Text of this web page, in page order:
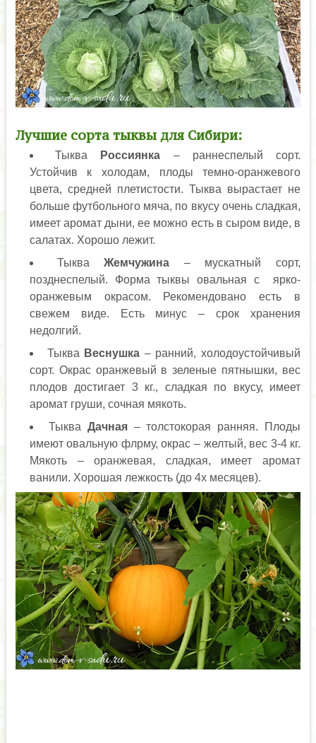
Лучшие сорта тыквы для Сибири:
Тыква Россиянка – раннеспелый сорт.
Устойчив к холодам, плоды темно-оранжевого
цвета, средней плетистости. Тыква вырастает не
больше футбольного мяча, по вкусу очень сладкая,
имеет аромат дыни, ее можно есть в сыром виде, в
салатах. Хорошо лежит.
ТыкваЖемчужина – мускатный сорт,
позднеспелый. Форма тыквы овальная с ярко-
оранжевым окрасом. Рекомендовано есть в
свежем виде. Есть минус – срок хранения
недолгий.
Тыква Веснушка – ранний, холодоустойчивый
сорт. Окрас оранжевый в зеленые пятнышки, вес
плодов достигает 3 кг., сладкая по вкусу, имеет
аромат груши, сочная мякоть.
Тыква Дачная– толстокорая ранняя. Плоды
имеют овальную флрму, окрас – желтый, вес 3-4 кг.
Мякоть – оранжевая, сладкая, имеет аромат
ванили. Хорошая лежкость (до 4х месяцев).